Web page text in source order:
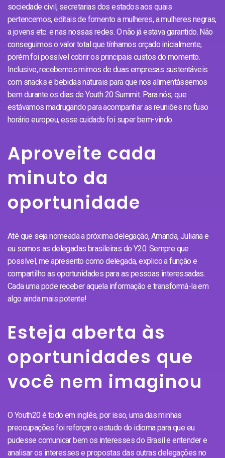
sociedade civil, secretarias dos estados aos quais
pertencemos, editais de fomento a mulheres, a mulheres negras,
a jovens etc. e nas nossas redes. O não já estava garantido. Não
conseguimos o valor total que tínhamos orçado inicialmente,
porém foi possível cobrir os principais custos do momento.
Inclusive, recebemos mimos de duas empresas sustentáveis
com snacks e bebidas naturais para que nos alimentássemos
bem durante os dias de Youth 20 Summit. Para nós, que
estávamos madrugando para acompanhar as reuniões no fuso
horário europeu, esse cuidado foi super bem-vindo.
Aproveite cada
minuto da
oportunidade
Até que seja nomeada a próxima delegação, Amanda, Juliana e
eu somos as delegadas brasileiras do Y20. Sempre que
possível, me apresento como delegada, explico a função e
compartilho as oportunidades para as pessoas interessadas.
Cada uma pode receber aquela informação e transformá-la em
algo ainda mais potente!
Esteja aberta às
oportunidades que
você nem imaginou
O Youth20 é todo em inglês, por isso, uma das minhas
preocupações foi reforçar o estudo do idioma para que eu
pudesse comunicar bem os interesses do Brasil e entender e
analisar os interesses e propostas das outras delegações no